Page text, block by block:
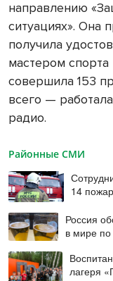
направлению
ситуациях».
получила
мастером спорта
совершила 153
всего —
радио.
Районные СМИ
14
Россия
в мире по
лагеря